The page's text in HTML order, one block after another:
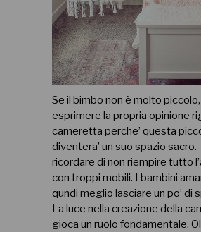
Se il bimbo non è molto
esprimere la propria opinione
cameretta perche’ questa
diventera’ un suo spazio sacro.
ricordare di non riempire tutto
con troppi mobili. I bambini
qundi meglio lasciare un po’ di
La luce nella creazione della
gioca un ruolo fondamentale.